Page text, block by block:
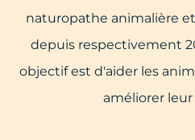
naturopathe animalière
depuis respectivement
objectif est d'aider les
améliorer